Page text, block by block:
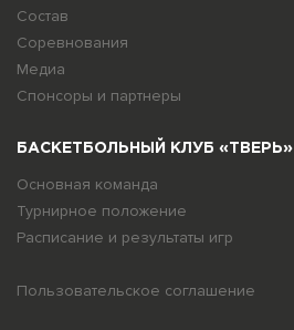
Состав
Соревнования
Медиа
Спонсоры и партнеры
БАСКЕТБОЛЬНЫЙ КЛУБ «ТВЕРЬ»
Основная команда
Турнирное положение
Расписание и результаты игр
Пользовательское соглашение